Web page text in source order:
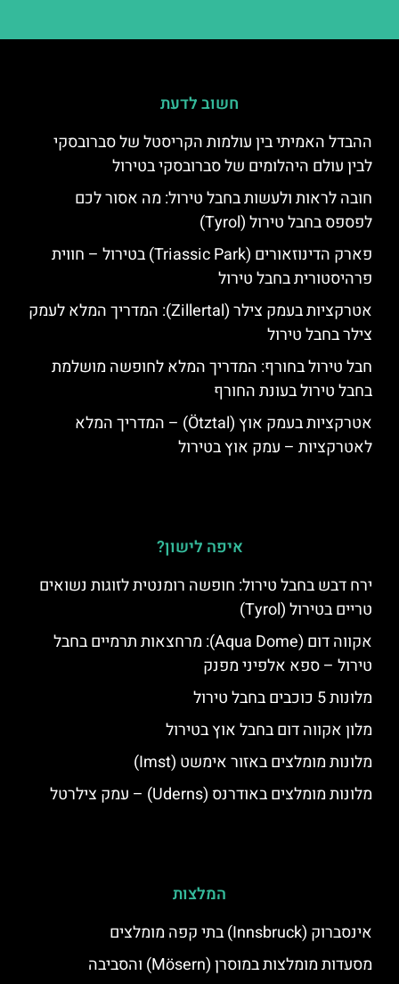
חשוב לדעת
ההבדל האמיתי בין עולמות הקריסטל של סברובסקי
לבין עולם היהלומים של סברובסקי בטירול
חובה לראות ולעשות בחבל טירול: מה אסור לכם
לפספס בחבל טירול (Tyrol)
פארק הדינוזאורים (Triassic Park) בטירול – חווית
פרהיסטורית בחבל טירול
אטרקציות בעמק צילר (Zillertal): המדריך המלא לעמק
צילר בחבל טירול
חבל טירול בחורף: המדריך המלא לחופשה מושלמת
בחבל טירול בעונת החורף
אטרקציות בעמק אוץ (Ötztal) – המדריך המלא
לאטרקציות – עמק אוץ בטירול
איפה לישון?
ירח דבש בחבל טירול: חופשה רומנטית לזוגות נשואים
טריים בטירול (Tyrol)
אקווה דום (Aqua Dome): מרחצאות תרמיים בחבל
טירול – ספא אלפיני מפנק
מלונות 5 כוכבים בחבל טירול
מלון אקווה דום בחבל אוץ בטירול
מלונות מומלצים באזור אימשט (Imst)
מלונות מומלצים באודרנס (Uderns) – עמק צילרטל
המלצות
אינסברוק (Innsbruck) בתי קפה מומלצים
מסעדות מומלצות במוסרן (Mösern) והסביבה